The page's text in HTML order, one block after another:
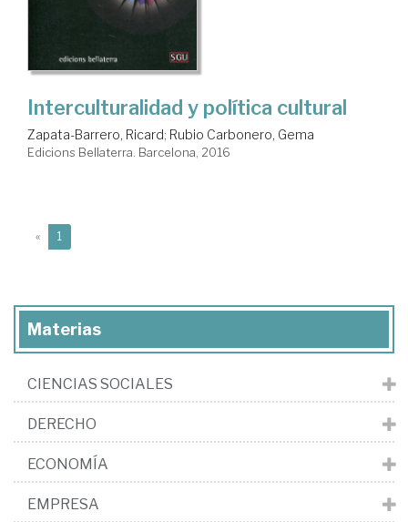
Interculturalidad y política cultural
Zapata-Barrero, Ricard; Rubio Carbonero, Gema
Edicions Bellaterra. Barcelona, 2016
« 1
Materias
CIENCIAS SOCIALES
DERECHO
ECONOMÍA
EMPRESA